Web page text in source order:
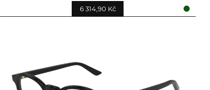
6 314,90 Kč